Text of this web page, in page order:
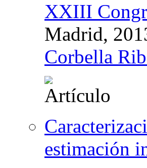
XXIII
Madrid,
Corbella
estimación